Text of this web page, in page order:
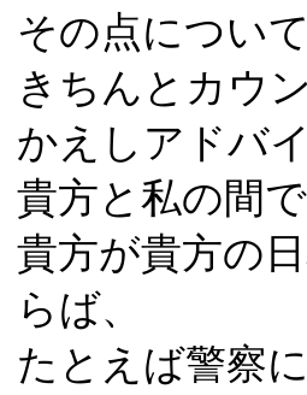
その点につい
きちんとカウ
かえしアドバ
貴方と私の間
貴方が貴方の
らば、
たとえば警察